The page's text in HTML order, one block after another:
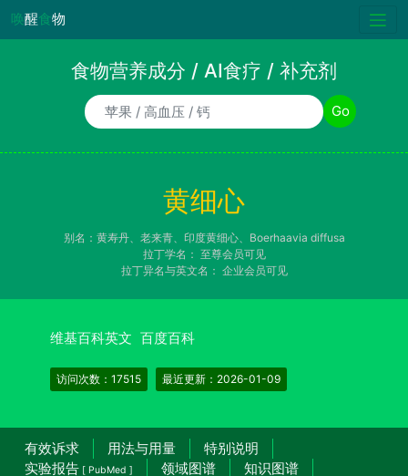
唤醒食物
食物营养成分 / AI食疗 / 补充剂
食物/AI食疗诉求/补充剂名称 Go
黄细心
别名：黄寿丹、老来青、印度黄细心、Boerhaavia diffusa
拉丁学名： 至尊会员可见
拉丁异名与英文名： 企业会员可见
维基百科英文 百度百科
访问次数：17515 最近更新：2026-01-09
有效诉求 用法与用量
特别说明
实验报告 [ PubMed ] 领域图谱
知识图谱